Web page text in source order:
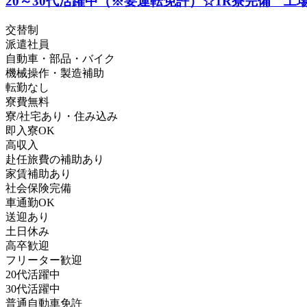
交替制
派遣社員
自動車・部品・バイク
機械操作・製造補助
転勤なし
寮費無料
寮/社宅あり・住み込み
即入寮OK
高収入
赴任旅費の補助あり
家賃補助あり
社会保険完備
車通勤OK
送迎あり
土日休み
高卒歓迎
フリーター歓迎
20代活躍中
30代活躍中
普通自動車免許